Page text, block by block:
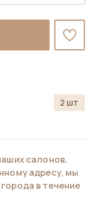
2 шт
салонов.
адресу, мы
в течение